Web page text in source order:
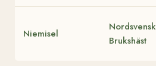
Niemisel
Nordsvensk
Brukshäst